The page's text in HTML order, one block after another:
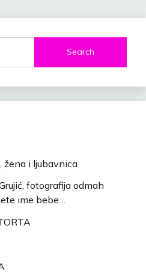
žena i ljubavnica
fotografija odmah
ime bebe…